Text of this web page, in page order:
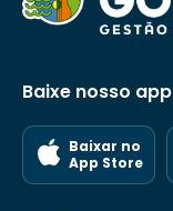
Baixe nosso app
Baixar no
App Store